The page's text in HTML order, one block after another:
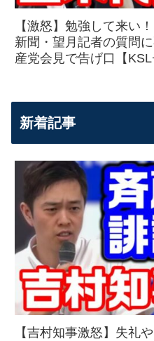
【激怒】勉強して来い
新聞・望月記者の質問
産党会見で告げ口【KSL
新着記事
【吉村知事激怒】失礼